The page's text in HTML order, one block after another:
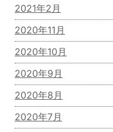
2021年2月
2020年11月
2020年10月
2020年9月
2020年8月
2020年7月